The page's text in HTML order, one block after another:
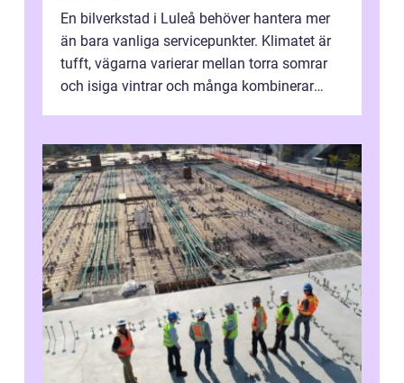
En bilverkstad i Luleå behöver hantera mer
än bara vanliga servicepunkter. Klimatet är
tufft, vägarna varierar mellan torra somrar
och isiga vintrar och många kombinerar